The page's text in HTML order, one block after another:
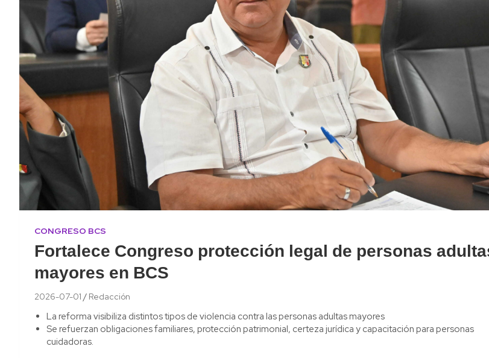
CONGRESO BCS
Fortalece Congreso protección legal de personas
mayores en BCS
2026-07-01 Redacción
La reforma visibiliza distintos tipos de violencia contra las personas adultas mayores
Se refuerzan obligaciones familiares, protección patrimonial, certeza jurídica y capacitación para personas
cuidadoras.